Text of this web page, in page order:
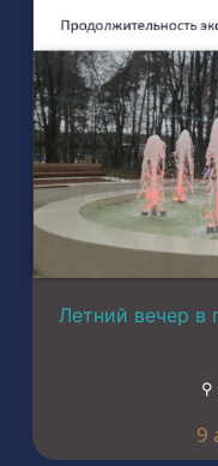
Летний вечер в
⚲
9